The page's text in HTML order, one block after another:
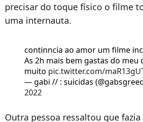
precisar do toque físico o filme
uma internauta.
continncia ao amor um filme
As 2h mais bem gastas do meu
muito pic.twitter.com/
— gabi // : suicidas
2022
Outra pessoa ressaltou que